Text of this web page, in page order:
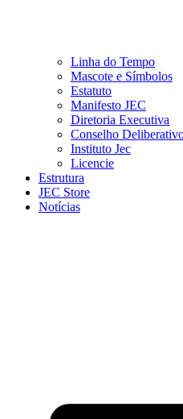
Linha do Tempo
Mascote e Símbolos
Estatuto
Manifesto JEC
Diretoria Executiva
Conselho
Instituto Jec
Licencie
Estrutura
JEC Store
Notícias